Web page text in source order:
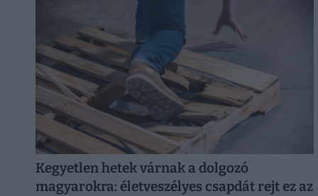
Kegyetlen hetek várnak a dolgozó
magyarokra: életveszélyes csapdát rejt ez az